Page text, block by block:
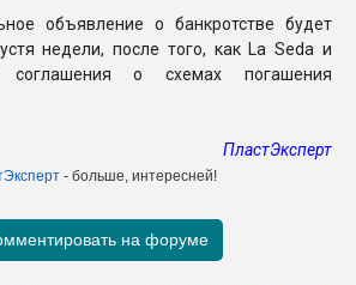
объявление о банкротстве будет
недели, после того, как La Seda и
соглашения о схемах погашения
ПластЭксперт
- больше, интересней!